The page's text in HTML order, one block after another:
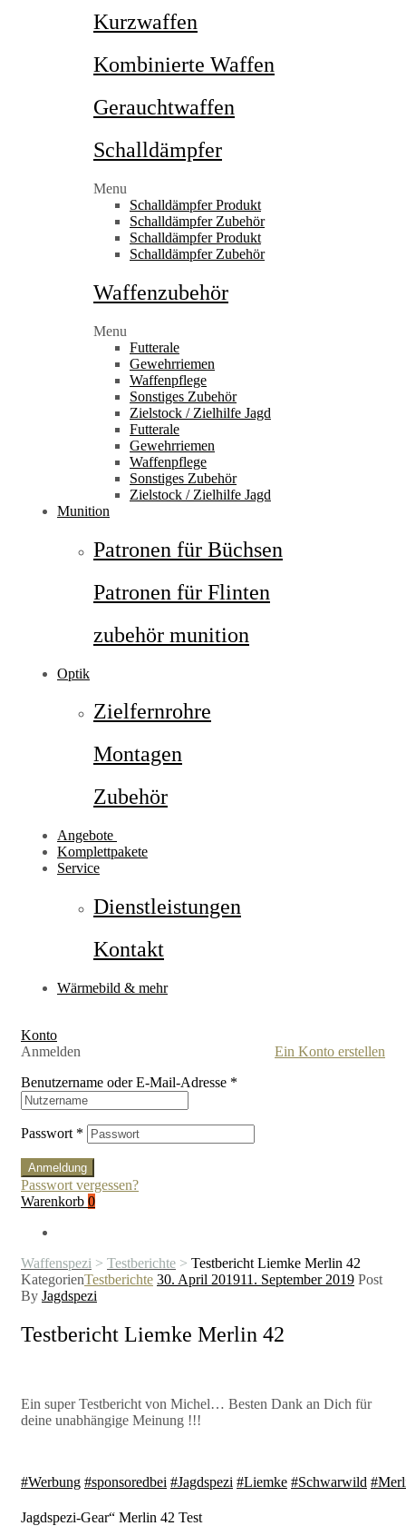
Kurzwaffen
Kombinierte Waffen
Gerauchtwaffen
Schalldämpfer
Menu
Schalldämpfer Produkt
Schalldämpfer Zubehör
Schalldämpfer Produkt
Schalldämpfer Zubehör
Waffenzubehör
Menu
Futterale
Gewehrriemen
Waffenpflege
Sonstiges Zubehör
Zielstock / Zielhilfe Jagd
Futterale
Gewehrriemen
Waffenpflege
Sonstiges Zubehör
Zielstock / Zielhilfe Jagd
Munition
Patronen für Büchsen
Patronen für Flinten
zubehör munition
Optik
Zielfernrohre
Montagen
Zubehör
Angebote
Komplettpakete
Service
Dienstleistungen
Kontakt
Wärmebild & mehr
Konto
Anmelden
Ein Konto erstellen
Benutzername oder E-Mail-Adresse *
Passwort *
Anmeldung
Passwort vergessen?
Warenkorb 0
Waffenspezi > Testberichte > Testbericht Liemke Merlin 42
KategorienTestberichte 30. April 201911. September 2019 Post
By Jagdspezi
Testbericht Liemke Merlin 42
Ein super Testbericht von Michel… Besten Dank an Dich für
deine unabhängige Meinung !!!
#Werbung #sponsoredbei #Jagdspezi #Liemke #Schwarwild #
Jagdspezi-Gear“ Merlin 42 Test